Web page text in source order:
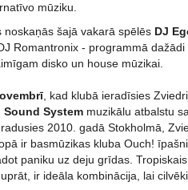
mūziku.
šajā vakarā spēlēs DJ
Romantronix - programmā
disko un house mūzikai.
, kad klubā ieradīsies
Sound System muzikālu atbalstu
2010. gadā Stokholmā,
ir basmūzikas kluba Ouch!
paniku uz deju grīdas.
ir ideāla kombinācija, lai